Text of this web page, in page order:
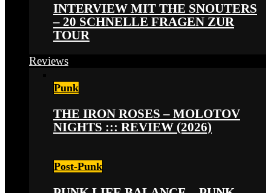
INTERVIEW MIT THE SNOUTERS
– 20 SCHNELLE FRAGEN ZUR
TOUR
Reviews
Punk
THE IRON ROSES – MOLOTOV
NIGHTS ::: REVIEW (2026)
Post-Punk